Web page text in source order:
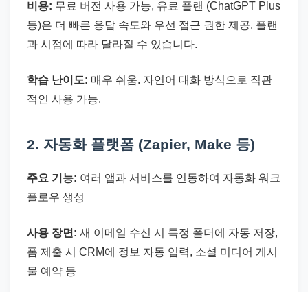
비용: 무료 버전 사용 가능, 유료 플랜 (ChatGPT Plus
등)은 더 빠른 응답 속도와 우선 접근 권한 제공. 플랜
과 시점에 따라 달라질 수 있습니다.
학습 난이도: 매우 쉬움. 자연어 대화 방식으로 직관
적인 사용 가능.
2. 자동화 플랫폼 (Zapier, Make 등)
주요 기능: 여러 앱과 서비스를 연동하여 자동화 워크
플로우 생성
사용 장면: 새 이메일 수신 시 특정 폴더에 자동 저장,
폼 제출 시 CRM에 정보 자동 입력, 소셜 미디어 게시
물 예약 등